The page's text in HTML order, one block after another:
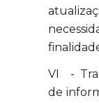
VI -
de